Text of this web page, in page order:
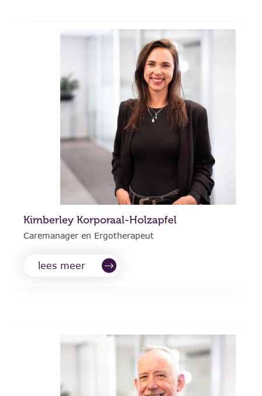
Kimberley Korporaal-Holzapfel
Caremanager en Ergotherapeut
lees meer